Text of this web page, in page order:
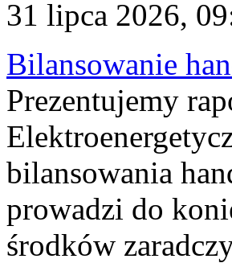
31 lipca 2026,
Bilansowanie
Prezentujemy
bilansowania
prowadzi do
środków